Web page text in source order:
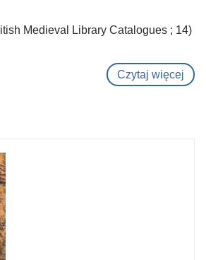
Medieval Library Catalogues ; 14)
Czytaj więcej